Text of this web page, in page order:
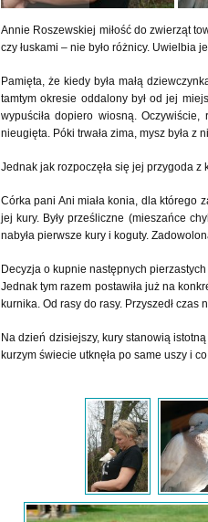
Annie Roszewskiej miłość do zwierząt
czy łuskami – nie było różnicy. Uwielbia
Pamięta, że kiedy była małą
tamtym okresie oddalony był od jej
wypuściła dopiero wiosną.
nieugięta. Póki trwała zima, mysz była z
Jednak jak rozpoczęła się jej przygoda z
Córka pani Ani miała konia, dla którego
jej kury. Były prześliczne (mieszańce
nabyła pierwsze kury i koguty.
Decyzja o kupnie następnych
Jednak tym razem postawiła już na
kurnika. Od rasy do rasy. Przyszedł
Na dzień dzisiejszy, kury stanowią
kurzym świecie utknęła po same uszy i